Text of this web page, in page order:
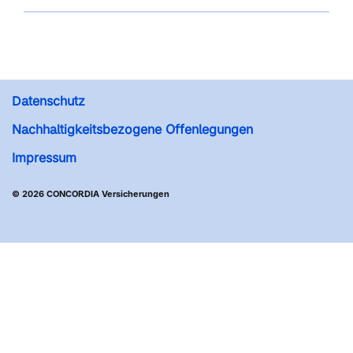
Datenschutz
Nachhaltigkeitsbezogene Offenlegungen
Impressum
© 2026 CONCORDIA Versicherungen